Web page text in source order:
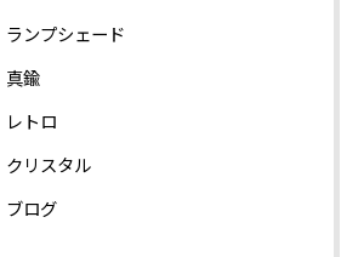
ランプシェード
真鍮
レトロ
クリスタル
ブログ